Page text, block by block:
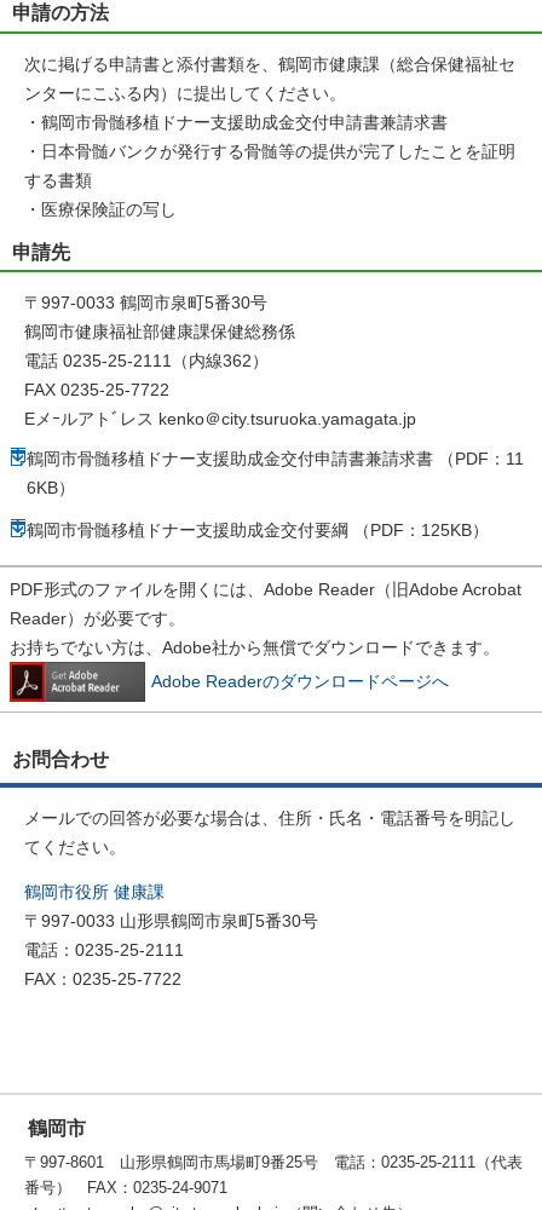
申請の方法
次に掲げる申請書と添付書類を、鶴岡市健康課（総合保健福祉セ
ンターにこふる内）に提出してください。
・鶴岡市骨髄移植ドナー支援助成金交付申請書兼請求書
・日本骨髄バンクが発行する骨髄等の提供が完了したことを証明
する書類
・医療保険証の写し
申請先
〒997-0033 鶴岡市泉町5番30号
鶴岡市健康福祉部健康課保健総務係
電話 0235-25-2111（内線362）
FAX 0235-25-7722
Eメｰルアトﾞレス kenko＠city.tsuruoka.yamagata.jp
鶴岡市骨髄移植ドナー支援助成金交付申請書兼請求書 （PDF：11
6KB）
鶴岡市骨髄移植ドナー支援助成金交付要綱 （PDF：125KB）
PDF形式のファイルを開くには、Adobe Reader（旧Adobe Acrobat
Reader）が必要です。
お持ちでない方は、Adobe社から無償でダウンロードできます。
Adobe Readerのダウンロードページへ
お問合わせ
メールでの回答が必要な場合は、住所・氏名・電話番号を明記し
てください。
鶴岡市役所 健康課
〒997-0033 山形県鶴岡市泉町5番30号
電話：0235-25-2111
FAX：0235-25-7722
鶴岡市
〒997-8601 山形県鶴岡市馬場町9番25号 電話：0235-25-2111（代表
番号） FAX：0235-24-9071